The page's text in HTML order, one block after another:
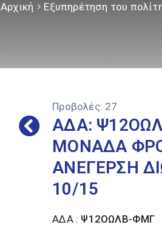
Αρχική Εξυπηρέτηση του
Προβολές: 27
ΑΔΑ:
ΜΟΝΑΔΑ
ΑΝΕΓΕΡΣΗ
10/15
ΑΔΑ : Ψ12ΟΩΛΒ-ΦΜΓ